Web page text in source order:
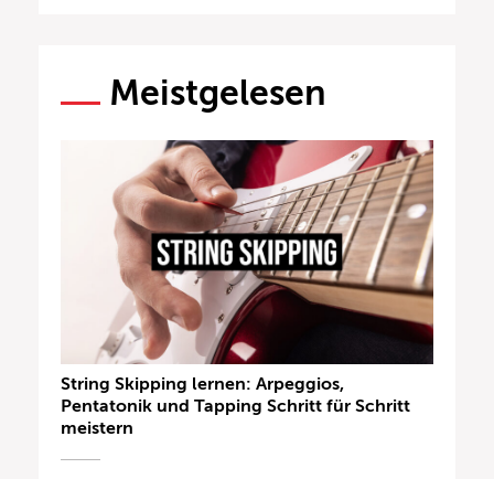
Meistgelesen
String Skipping lernen: Arpeggios,
Pentatonik und Tapping Schritt für Schritt
meistern